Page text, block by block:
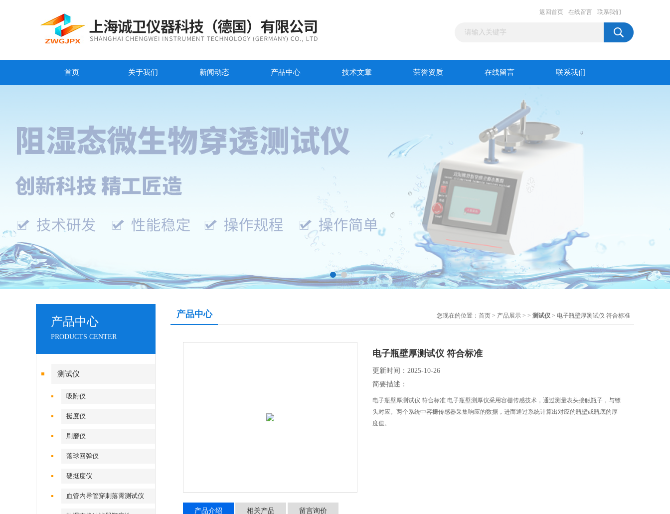
返回首页 在线留言 联系我们
首页 关于我们 新闻动态 产品中心 技术文章 荣誉资质 在线留言 联系我们
产品中心
PRODUCTS CENTER
测试仪
吸附仪
挺度仪
刷磨仪
落球回弹仪
硬挺度仪
血管内导管穿刺落霄测试仪
产品中心 您现在的位置： 首页 > 产品展示 > > 测试仪 > 电子瓶壁厚测试仪 符合标准
电子瓶壁厚测试仪 符合标准
更新时间：2025-10-26
简要描述：
电子瓶壁厚测试仪 符合标准 电子瓶壁测厚仪采用容栅传感技术，通过测量表头接触瓶子，与镖
头对应。两个系统中容栅传感器采集响应的数据，进而通过系统计算出对应的瓶壁或瓶底的厚
度值。
产品介绍 相关产品 留言询价